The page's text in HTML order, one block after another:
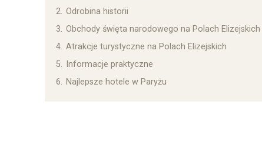
2. Odrobina historii
3. Obchody święta narodowego na Polach Elizejskich
4. Atrakcje turystyczne na Polach Elizejskich
5.
Informacje praktyczne
6. Najlepsze hotele w Paryżu